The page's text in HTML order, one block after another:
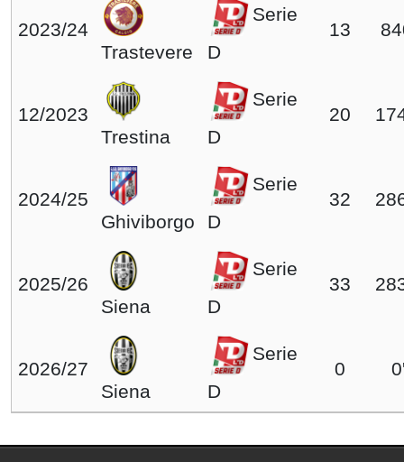
2023/24
Trastevere
Serie
D
13
12/2023
Trestina
Serie
D
20
2024/25
Ghiviborgo
Serie
D
32
2025/26
Siena
Serie
D
33
2026/27
Siena
Serie
D
0